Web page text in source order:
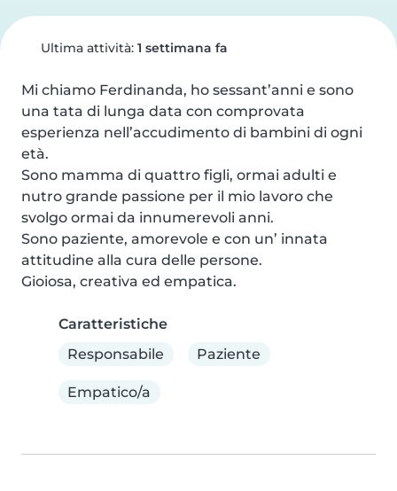
Ultima attività: 1 settimana fa
Mi chiamo Ferdinanda, ho sessant’anni e sono
una tata di lunga data con comprovata
esperienza nell’accudimento di bambini di ogni
età.
Sono mamma di quattro figli, ormai adulti e
nutro grande passione per il mio lavoro che
svolgo ormai da innumerevoli anni.
Sono paziente, amorevole e con un’ innata
attitudine alla cura delle persone.
Gioiosa, creativa ed empatica.
Caratteristiche
Responsabile
Paziente
Empatico/a